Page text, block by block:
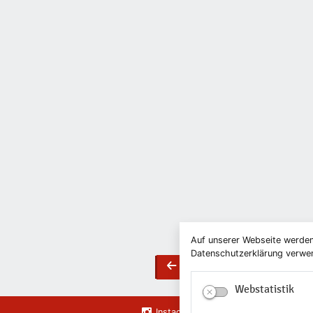
Auf unserer Webseite
Datenschutzerklärung
Webstatistik
back